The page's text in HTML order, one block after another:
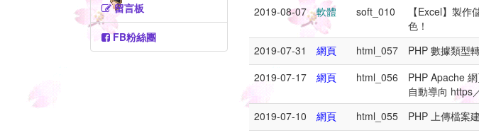
留言板
FB粉絲團
2019-08-07
軟體 soft_010
【Excel】製
色！
2019-07-31
網頁 html_057
PHP 數據類型
2019-07-17
網頁 html_056
PHP Apache
自動導向 https
2019-07-10
網頁 html_055
PHP 上傳檔案